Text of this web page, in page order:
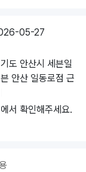
05-27
도 안산시 세븐일
안산 일동로점 근
서 확인해주세요.